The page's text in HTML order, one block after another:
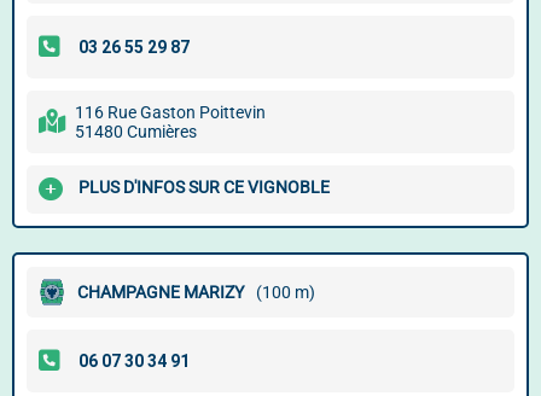
116 Rue Gaston Poittevin
51480 Cumières
PLUS D'INFOS SUR CE VIGNOBLE
CHAMPAGNE MARIZY (100 m)